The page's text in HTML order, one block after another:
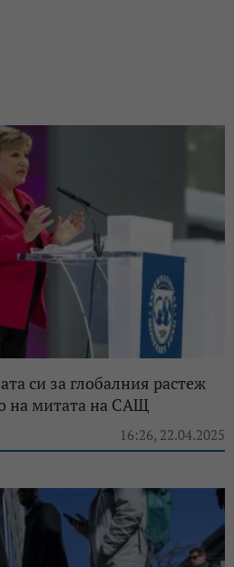
си за глобалния растеж
на митата на САЩ
16:26, 22.04.2025